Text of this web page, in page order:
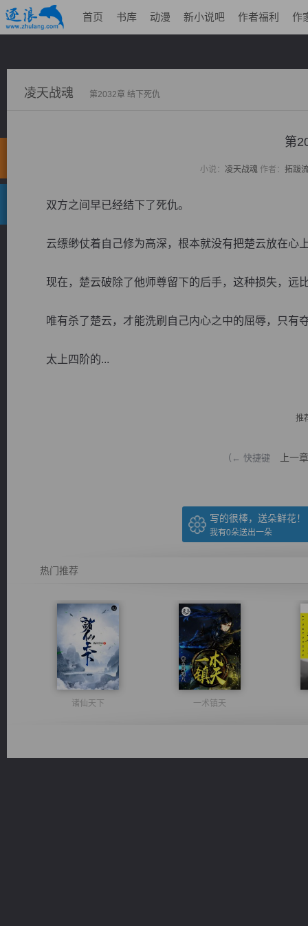
首页 书库 动漫 新小说吧 作者福利 作
凌天战魂 第2032章 结下死仇
第
小说： 凌天战魂作者： 拓跋
双方之间早已经结下了死仇。
云缥缈仗着自己修为高深，根本就没有把楚云放在心
现在，楚云破除了他师尊留下的后手，这种损失，远
唯有杀了楚云，才能洗刷自己内心之中的屈辱，只有
太上四阶的...
推
（← 快捷键 上一章
写的很棒，送朵鲜花！
我有0朵送出一朵
热门推荐
诸仙天下 一术镇天